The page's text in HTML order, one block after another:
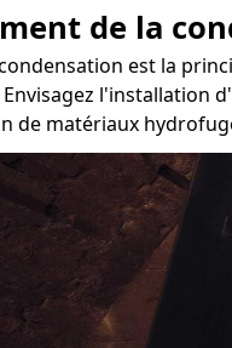
de la
est la
l'installation
de matériaux